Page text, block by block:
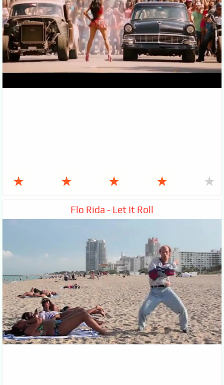
★ ★ ★ ★ ★
Flo Rida - Let It Roll